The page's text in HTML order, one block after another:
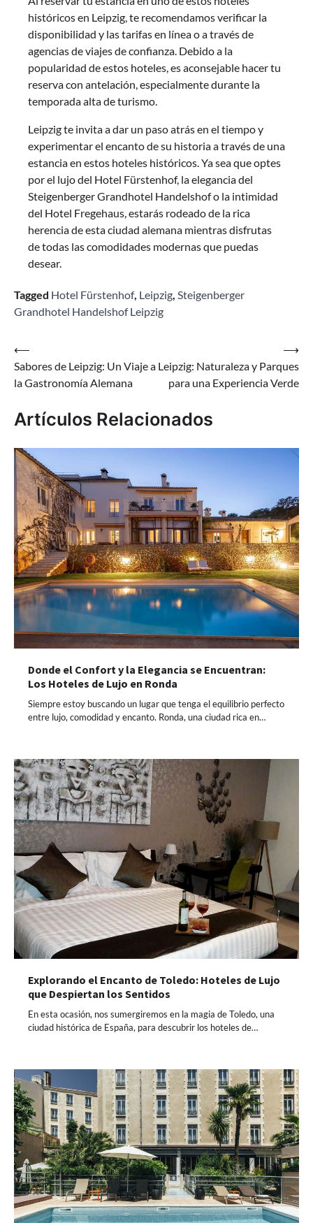
históricos en Leipzig, te recomendamos verificar la
disponibilidad y las tarifas en línea o a través de
agencias de viajes de confianza. Debido a la
popularidad de estos hoteles, es aconsejable hacer tu
reserva con antelación, especialmente durante la
temporada alta de turismo.
Leipzig te invita a dar un paso atrás en el tiempo y
experimentar el encanto de su historia a través de una
estancia en estos hoteles históricos. Ya sea que optes
por el lujo del Hotel Fürstenhof, la elegancia del
Steigenberger Grandhotel Handelshof o la intimidad
del Hotel Fregehaus, estarás rodeado de la rica
herencia de esta ciudad alemana mientras disfrutas
de todas las comodidades modernas que puedas
desear.
Tagged Hotel Fürstenhof, Leipzig Steigenberger
Grandhotel Handelshof Leipzig
Navegación
de
⟵
Sabores de Leipzig: Un Viaje a
la Gastronomía Alemana
Leipzig: Naturaleza y Parques
para una Experiencia Verde
⟶
Artículos Relacionados
Donde el Confort y la Elegancia se Encuentran:
Los Hoteles de Lujo en Ronda
Siempre estoy buscando un lugar que tenga el equilibrio perfecto
entre lujo, comodidad y encanto. Ronda, una ciudad rica en…
Explorando el Encanto de Toledo: Hoteles de Lujo
que Despiertan los Sentidos
En esta ocasión, nos sumergiremos en la magia de Toledo, una
ciudad histórica de España, para descubrir los hoteles de…